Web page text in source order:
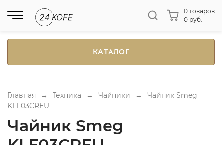
0 товаров
0 руб.
КАТАЛОГ
Главная → Техника → Чайники →
Чайник Smeg
KLF03CREU
Чайник Smeg